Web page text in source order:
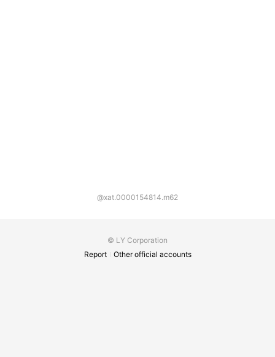
@xat.0000154814.m62
© LY Corporation
Report
Other official accounts